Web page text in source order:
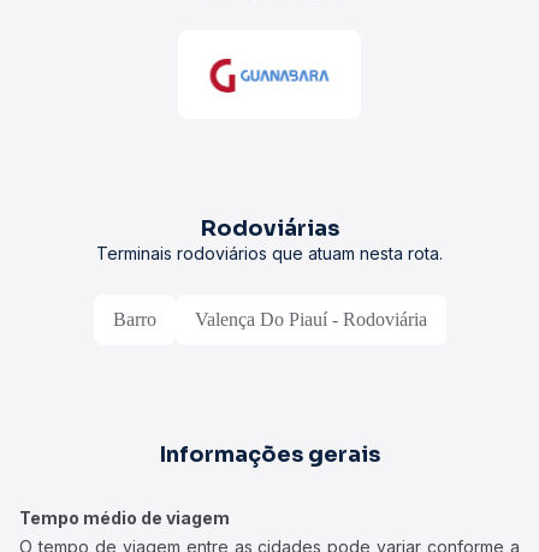
Rodoviárias
Terminais rodoviários que atuam nesta rota.
Barro Valença Do Piauí - Rodoviária
Informações gerais
Tempo médio de viagem
O tempo de viagem entre as cidades pode variar conforme a